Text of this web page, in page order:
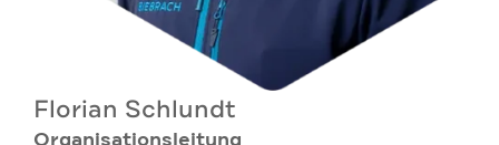
Florian Schlundt
Organisationsleitung